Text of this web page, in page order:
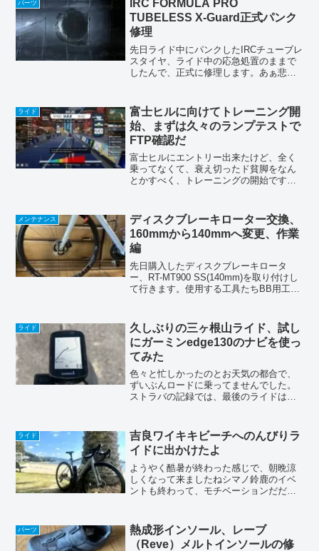
しません。貼り直しただけ...
パーツ
IRC FORMULA PRO
TUBELESS X-Guard正式パンク
修理
先日ライド中にパンクしたIRCチューブレ
スタイヤ、ライド中の応急処置のままで
したんで、正式に修理します。あぁ悲
エアモレがちゃんと治ってない事が多い
と思いますので、ちゃん...
ライド
富士ヒルに向けてトレーニング開
始、まずは久々のランプテストで
FTP確認だ
富士ヒルにエントリー出来たけど、全く
乗ってなくて、衰え切ったド貧脚をなん
とかすべく、トレーニングの開始です
すが、FTPを測るのは、と〜〜〜〜〜っ
てもシンドイん...
メンテナンス
ディスクブレーキローター交換、
160mmから140mmへ変更、作業
編
先日購入したディスクブレーキロータ
ー、RT-MT900 SS(140mm)を取り付けし
て行きます。使用する工具たちBB用工具
ー取外し取り付けるホイールの
FULCRU...
ライド
久しぶりの三ヶ根山ライド、試し
にガーミンedge130のナビを使っ
てみた
色々と忙しかったのとお天気の都合で、
ずいぶんロードに乗ってませんでした。
ストラバの記録では、最後のライドは１
は何を着るのがベストなのかも全く分か
らない(￣∀￣)。...
ライド
吉良ワイキキビーチへのんびりラ
イドに出かけたよ
ようやく酷暑が終わった感じで、朝晩涼
しくなって来ましたねシマノ鈴鹿のイベ
ントも終わって、モチベーションだだ下
ーのんびりライドです(^^)途中の赤い橋の
上で写真撮って見た...
パーツ
熱成形インソール、レーブ
（Reve）メルトインソールの修